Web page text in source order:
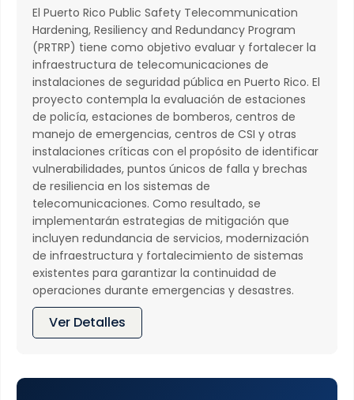
El Puerto Rico Public Safety Telecommunication
Hardening, Resiliency and Redundancy Program
(PRTRP) tiene como objetivo evaluar y fortalecer la
infraestructura de telecomunicaciones de
instalaciones de seguridad pública en Puerto Rico. El
proyecto contempla la evaluación de estaciones
de policía, estaciones de bomberos, centros de
manejo de emergencias, centros de CSI y otras
instalaciones críticas con el propósito de identificar
vulnerabilidades, puntos únicos de falla y brechas
de resiliencia en los sistemas de
telecomunicaciones. Como resultado, se
implementarán estrategias de mitigación que
incluyen redundancia de servicios, modernización
de infraestructura y fortalecimiento de sistemas
existentes para garantizar la continuidad de
operaciones durante emergencias y desastres.
Ver Detalles